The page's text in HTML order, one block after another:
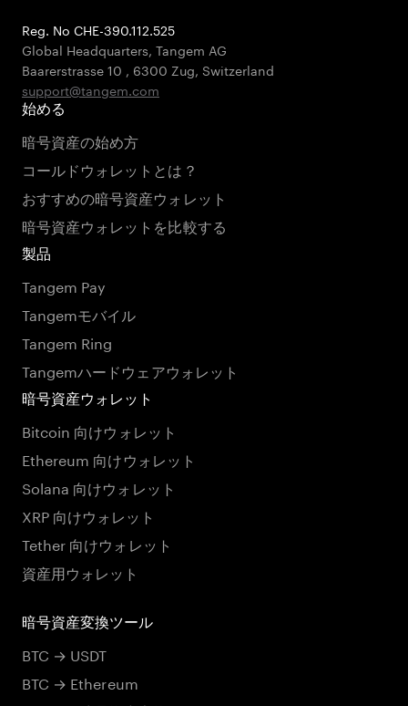
Reg. No CHE-390.112.525
Global Headquarters, Tangem AG
Baarerstrasse 10 , 6300 Zug, Switzerland
support@tangem.com
始める
暗号資産の始め方
コールドウォレットとは？
おすすめの暗号資産ウォレット
暗号資産ウォレットを比較する
製品
Tangem Pay
Tangemモバイル
Tangem Ring
Tangemハードウェアウォレット
暗号資産ウォレット
Bitcoin 向けウォレット
Ethereum 向けウォレット
Solana 向けウォレット
XRP 向けウォレット
Tether 向けウォレット
資産用ウォレット
暗号資産変換ツール
BTC → USDT
BTC → Ethereum